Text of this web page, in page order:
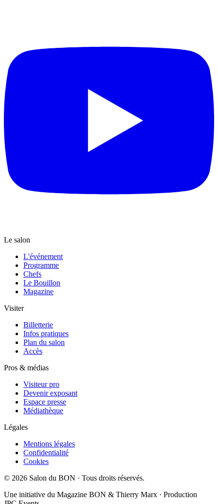
Le salon
L'événement
Programme
Chefs
Le Bouillon
Magazine
Visiter
Billetterie
Infos pratiques
Plan du salon
Accès
Pros & médias
Visiteur pro
Devenir exposant
Espace presse
Médiathèque
Légales
Mentions légales
Confidentialité
Cookies
© 2026 Salon du BON · Tous droits réservés.
Une initiative du Magazine BON & Thierry Marx · Production